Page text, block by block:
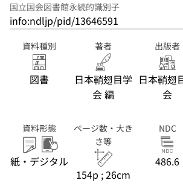
国立国会図書館永続的識別子
info:ndljp/pid/13646591
資料種別
図書
著者
日本鞘翅目学
会 編
出版者
日本鞘翅
会
資料形態
紙・デジタル
ページ数・大き
さ等
154p ; 26cm
NDC
486.6